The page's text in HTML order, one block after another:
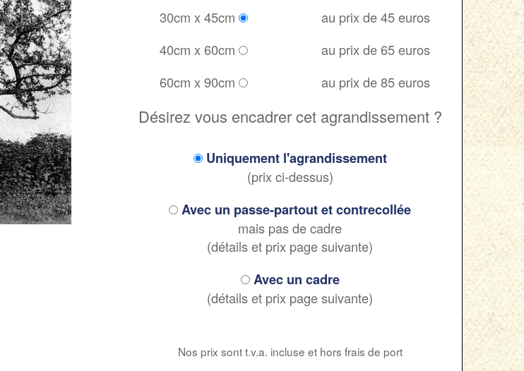
30cm x 45cm
au prix de 45 euros
40cm x 60cm
au prix de 65 euros
60cm x 90cm
au prix de 85 euros
Désirez vous encadrer cet agrandissement ?
Uniquement l'agrandissement
(prix ci-dessus)
Avec un passe-partout et contrecollée
mais pas de cadre
(détails et prix page suivante)
Avec un cadre
(détails et prix page suivante)
Nos prix sont t.v.a. incluse et hors frais de port